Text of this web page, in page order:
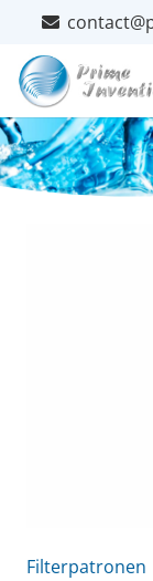
Filterpatronen